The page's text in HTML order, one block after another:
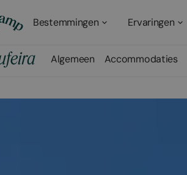
Bestemmingen Ervaringen
Algemeen Accommodaties